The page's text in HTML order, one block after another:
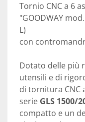
Tornio CNC a 6
"GOODWAY
L)
con
Dotato delle più
utensili e di
di tornitura CNC
serie GLS 1500/
compatto e un